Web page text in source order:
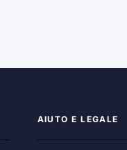
AIUTO E LEGALE